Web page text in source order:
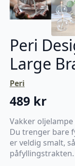
Peri
Large
Peri
489 kr
Vakker
Du trenger bare
er veldig smalt,
påfyllingstrakten.